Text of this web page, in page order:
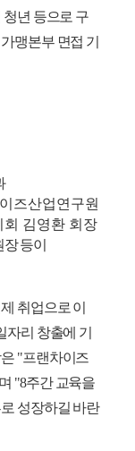
청년 등으로 구
맹본부 면접 기
즈산업연구원
김영환 회장
등이
취업으로 이
리 창출에 기
"프랜차이즈
"8주간 교육을
성장하길 바란